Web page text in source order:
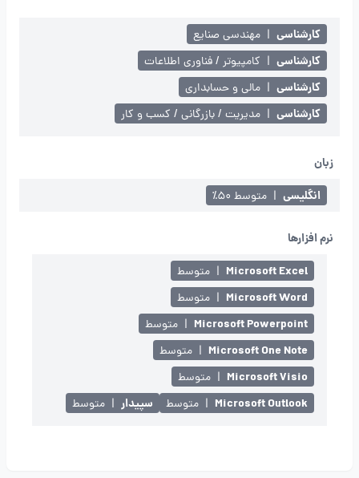
کارشناسی | مهندسی صنایع
کارشناسی | کامپیوتر / فناوری اطلاعات
کارشناسی | مالی و حسابداری
کارشناسی | مدیریت / بازرگانی / کسب و کار
زبان
انگلیسی | متوسط ۵۰٪
نرم افزارها
Microsoft Excel
| متوسط
Microsoft Word
| متوسط
Microsoft Powerpoint
| متوسط
Microsoft One Note
| متوسط
Microsoft Visio
| متوسط
Microsoft Outlook
| متوسط سپیدار | متوسط